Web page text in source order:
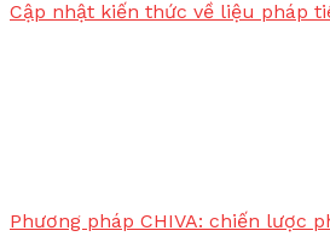
Cập nhật kiến thức về liệu pháp
Phương pháp CHIVA: chiến lược